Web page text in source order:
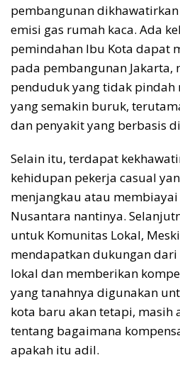
pembangunan
emisi gas rumah kaca. Ada
pemindahan Ibu Kota dapat
pada pembangunan Jakarta,
penduduk yang tidak pindah
yang semakin buruk,
dan penyakit yang berbasis
Selain itu, terdapat
kehidupan pekerja casual
menjangkau atau
Nusantara nantinya.
untuk Komunitas Lokal,
mendapatkan dukungan
lokal dan memberikan
yang tanahnya digunakan
kota baru akan tetapi, masih
tentang bagaimana
apakah itu adil.